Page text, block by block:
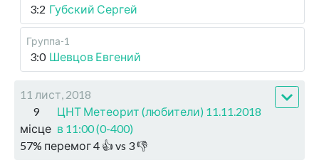
3:2 Губский Сергей
Группа-1
3:0 Шевцов Евгений
11 лист, 2018
9
місце
ЦНТ Метеорит (любители) 11.11.2018
в 11:00 (0-400)
57% перемог4 👍 vs 3👎